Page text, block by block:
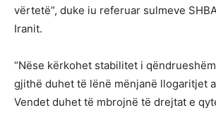
vërtetë”, duke iu referuar sulmeve
Iranit.
“Nëse kërkohet stabilitet i
gjithë duhet të lënë mënjanë llogaritjet
Vendet duhet të mbrojnë të drejtat e